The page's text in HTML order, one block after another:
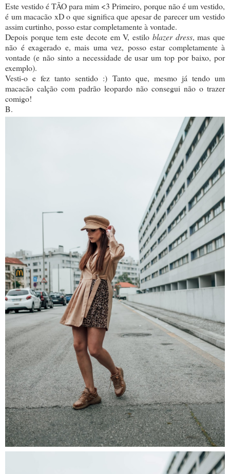
Este vestido é TÃO para mim <3 Primeiro, porque não é um vestido,
é um macacão xD o que significa que apesar de parecer um vestido
assim curtinho, posso estar completamente à vontade.
Depois porque tem este decote em V, estilo blazer dress, mas que
não é exagerado e, mais uma vez, posso estar completamente à
vontade (e não sinto a necessidade de usar um top por baixo, por
exemplo).
Vesti-o e fez tanto sentido :) Tanto que, mesmo já tendo um
macacão calção com padrão leopardo não consegui não o trazer
comigo!
B.